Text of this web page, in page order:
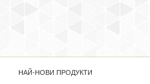
НАЙ-НОВИ ПРОДУКТИ